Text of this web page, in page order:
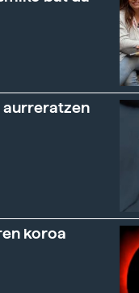
aurreratzen
koroa